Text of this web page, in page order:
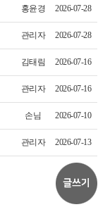
홍윤경 2026-07-28
관리자 2026-07-28
김태림 2026-07-16
관리자 2026-07-16
손님 2026-07-10
관리자 2026-07-13